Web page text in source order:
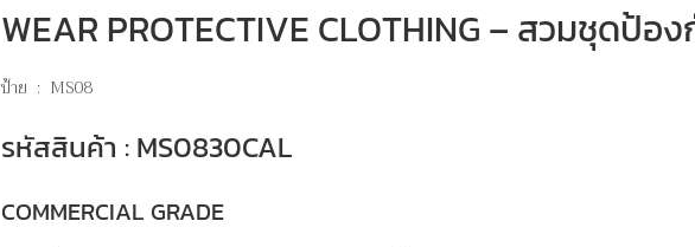
WEAR PROTECTIVE CLOTHING – สวมชุดป้อ
ป้าย : MS08
รหัสสินค้า : MS0830CAL
COMMERCIAL GRADE